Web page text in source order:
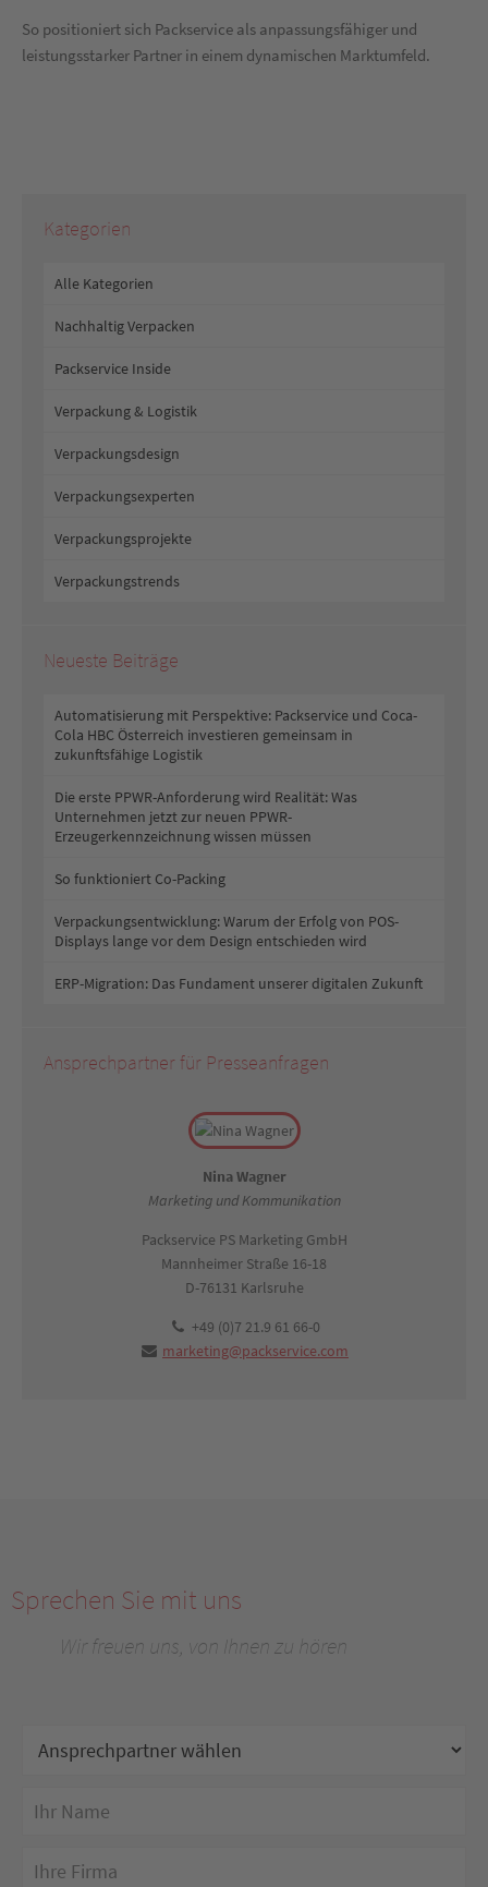
So positioniert sich Packservice als anpassungsfähiger und
leistungsstarker Partner in einem dynamischen Marktumfeld.
Kategorien
Alle Kategorien
Nachhaltig Verpacken
Packservice Inside
Verpackung & Logistik
Verpackungsdesign
Verpackungsexperten
Verpackungsprojekte
Verpackungstrends
Neueste Beiträge
Automatisierung mit Perspektive: Packservice und Coca-
Cola HBC Österreich investieren gemeinsam in
zukunftsfähige Logistik
Die erste PPWR-Anforderung wird Realität: Was
Unternehmen jetzt zur neuen PPWR-
Erzeugerkennzeichnung wissen müssen
So funktioniert Co-Packing
Verpackungsentwicklung: Warum der Erfolg von POS-
Displays lange vor dem Design entschieden wird
ERP-Migration: Das Fundament unserer digitalen Zukunft
Ansprechpartner für Presseanfragen
Nina Wagner
Marketing und Kommunikation
Packservice PS Marketing GmbH
Mannheimer Straße 16-18
D-76131 Karlsruhe
+49 (0)7 21.9 61 66-0
marketing@packservice.com
Sprechen Sie mit uns
Wir freuen uns, von Ihnen zu hören